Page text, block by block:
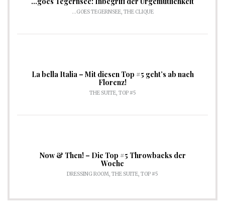
...GOES TEGERNSEE, THE CLIQUE
La bella Italia – Mit diesen Top #5 geht’s ab nach
Florenz!
THE SUITE, TOP #5
Now & Then! – Die Top #5 Throwbacks der
Woche
DRESSING ROOM, THE SUITE, TOP #5